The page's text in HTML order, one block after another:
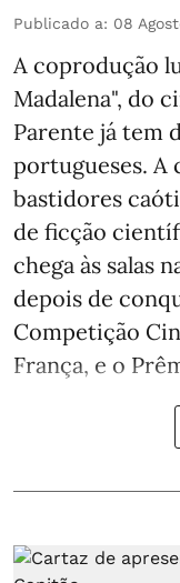
Publicado a: 08
A coprodução
Madalena", do
Parente já tem
portugueses. A
bastidores
de ficção
chega às salas
depois de
Competição
França, e o